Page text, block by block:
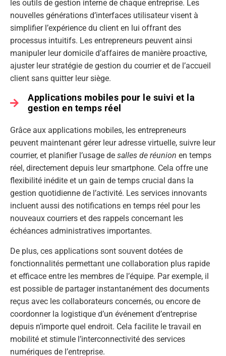
les outils de gestion interne de chaque entreprise. Les
nouvelles générations d’interfaces utilisateur visent à
simplifier l’expérience du client en lui offrant des
processus intuitifs. Les entrepreneurs peuvent ainsi
manipuler leur domicile d’affaires de manière proactive,
ajuster leur stratégie de gestion du courrier et de l’accueil
client sans quitter leur siège.
Applications mobiles pour le suivi et la
gestion en temps réel
Grâce aux applications mobiles, les entrepreneurs
peuvent maintenant gérer leur adresse virtuelle, suivre leur
courrier, et planifier l’usage de salles de réunion en temps
réel, directement depuis leur smartphone. Cela offre une
flexibilité inédite et un gain de temps crucial dans la
gestion quotidienne de l’activité. Les services innovants
incluent aussi des notifications en temps réel pour les
nouveaux courriers et des rappels concernant les
échéances administratives importantes.
De plus, ces applications sont souvent dotées de
fonctionnalités permettant une collaboration plus rapide
et efficace entre les membres de l’équipe. Par exemple, il
est possible de partager instantanément des documents
reçus avec les collaborateurs concernés, ou encore de
coordonner la logistique d’un événement d’entreprise
depuis n’importe quel endroit. Cela facilite le travail en
mobilité et stimule l’interconnectivité des services
numériques de l’entreprise.